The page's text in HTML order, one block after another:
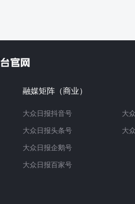
融媒矩阵（商业）
大众日报抖音号
大众日报头条号
大众日报企鹅号
大众日报百家号
大
大